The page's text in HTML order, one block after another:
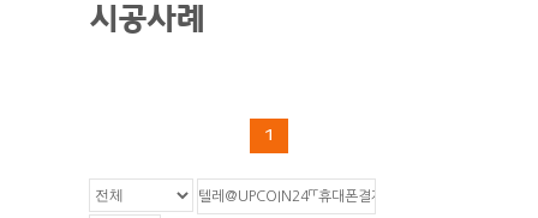
시공사례
1